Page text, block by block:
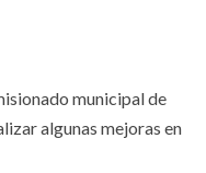
municipal de
algunas mejoras en